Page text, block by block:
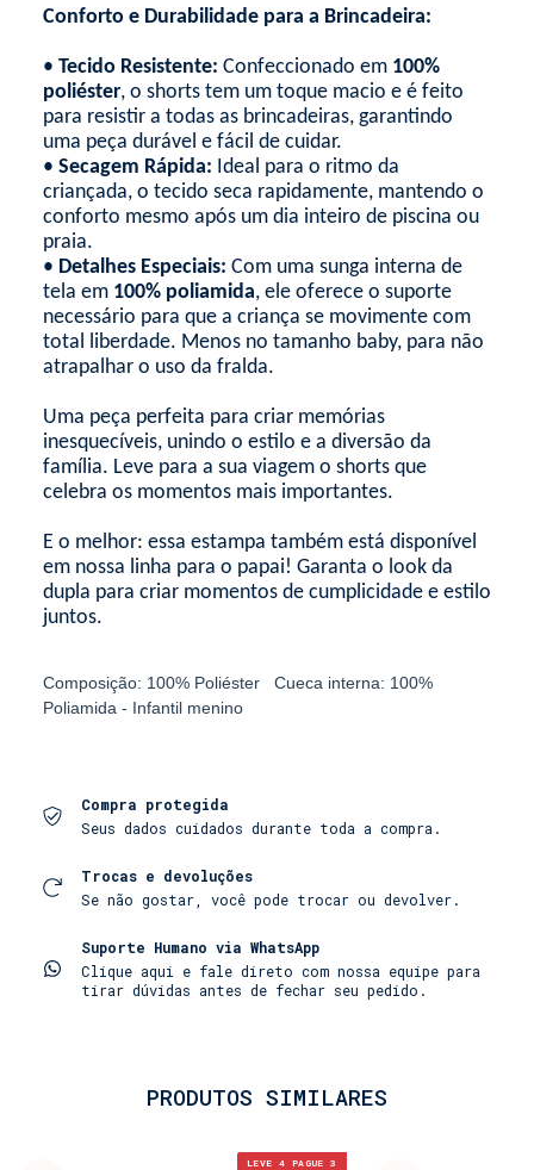
Conforto e Durabilidade para a Brincadeira:
• Tecido Resistente: Confeccionado em 100%
poliéster, o shorts tem um toque macio e é feito
para resistir a todas as brincadeiras, garantindo
uma peça durável e fácil de cuidar.
• Secagem Rápida: Ideal para o ritmo da
criançada, o tecido seca rapidamente, mantendo o
conforto mesmo após um dia inteiro de piscina ou
praia.
• Detalhes Especiais: Com uma sunga interna de
tela em 100% poliamida, ele oferece o suporte
necessário para que a criança se movimente com
total liberdade. Menos no tamanho baby, para não
atrapalhar o uso da fralda.
Uma peça perfeita para criar memórias
inesquecíveis, unindo o estilo e a diversão da
família. Leve para a sua viagem o shorts que
celebra os momentos mais importantes.
E o melhor: essa estampa também está disponível
em nossa linha para o papai! Garanta o look da
dupla para criar momentos de cumplicidade e estilo
juntos.
Composição: 100% Poliéster Cueca interna: 100%
Poliamida - Infantil menino
Compra protegida
Seus dados cuidados durante toda a compra.
Trocas e devoluções
Se não gostar, você pode trocar ou devolver.
Suporte Humano via WhatsApp
Clique aqui e fale direto com nossa equipe para
tirar dúvidas antes de fechar seu pedido.
PRODUTOS SIMILARES
LEVE 4 PAGUE 3